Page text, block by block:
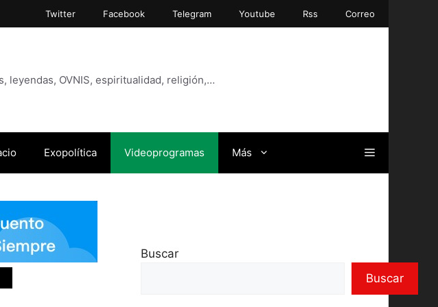
Twitter Facebook Telegram Youtube Rss Correo
leyendas, OVNIS, espiritualidad, religión,…
Exopolítica Videoprogramas Más
Buscar
Buscar